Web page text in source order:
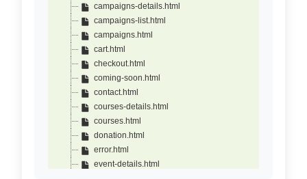
campaigns-details.html
campaigns-list.html
campaigns.html
cart.html
checkout.html
coming-soon.html
contact.html
courses-details.html
courses.html
donation.html
error.html
event-details.html